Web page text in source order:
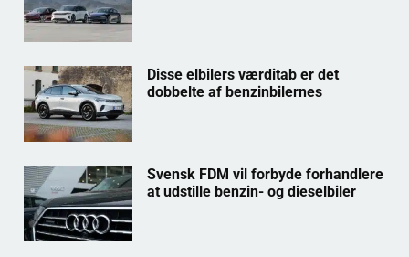
Disse elbilers værditab er det
dobbelte af benzinbilernes
Svensk FDM vil forbyde forhandlere
at udstille benzin- og dieselbiler